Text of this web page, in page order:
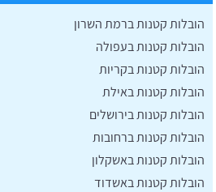
הובלות קטנות ברמת השרון
הובלות קטנות בעפולה
הובלות קטנות בקריות
הובלות קטנות באילת
הובלות קטנות בירושלים
הובלות קטנות ברחובות
הובלות קטנות באשקלון
הובלות קטנות באשדוד